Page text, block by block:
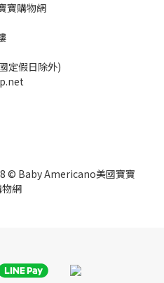
寶購物網
定假日除外)
© Baby Americano美國寶寶
物網